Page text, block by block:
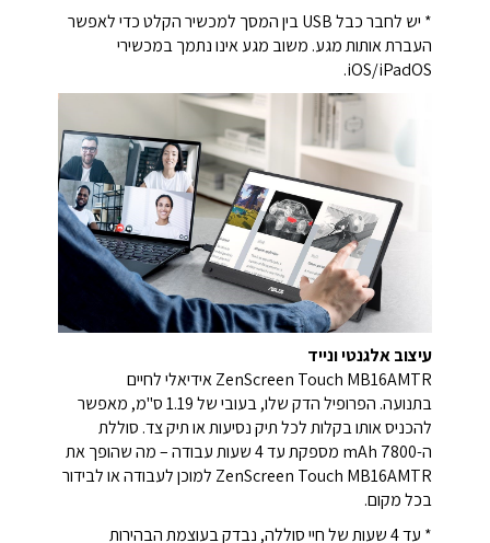
* יש לחבר כבל USB בין המסך למכשיר הקלט כדי לאפשר
העברת אותות מגע. משוב מגע אינו נתמך במכשירי
iOS/iPadOS.
עיצוב אלגנטי ונייד
ZenScreen Touch MB16AMTR אידיאלי לחיים
בתנועה. הפרופיל הדק שלו, בעובי של 1.19 ס"מ, מאפשר
להכניס אותו בקלות לכל תיק נסיעות או תיק צד. סוללת
ה-7800 mAh מספקת עד 4 שעות עבודה – מה שהופך את
ZenScreen Touch MB16AMTR למוכן לעבודה או לבידור
בכל מקום.
* עד 4 שעות של חיי סוללה, נבדק בעוצמת הבהירות